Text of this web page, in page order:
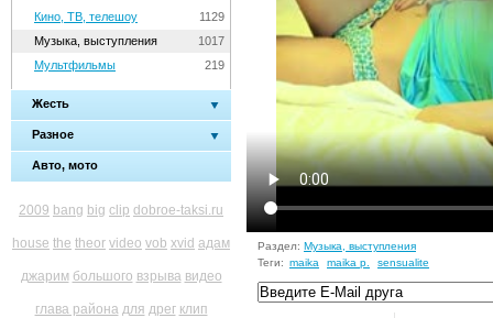
1129
Кино, ТВ, телешоу
1017
Музыка, выступления
219
Мультфильмы
Жесть
Разное
Авто, мото
2009 bang big clip dobroe-taksi.ru
house the theor video vob xvid адам
джарим большого взрыва видео
глава района для дрег клип
Раздел: Музыка, выступления
Теги: maika maika p. sensualite